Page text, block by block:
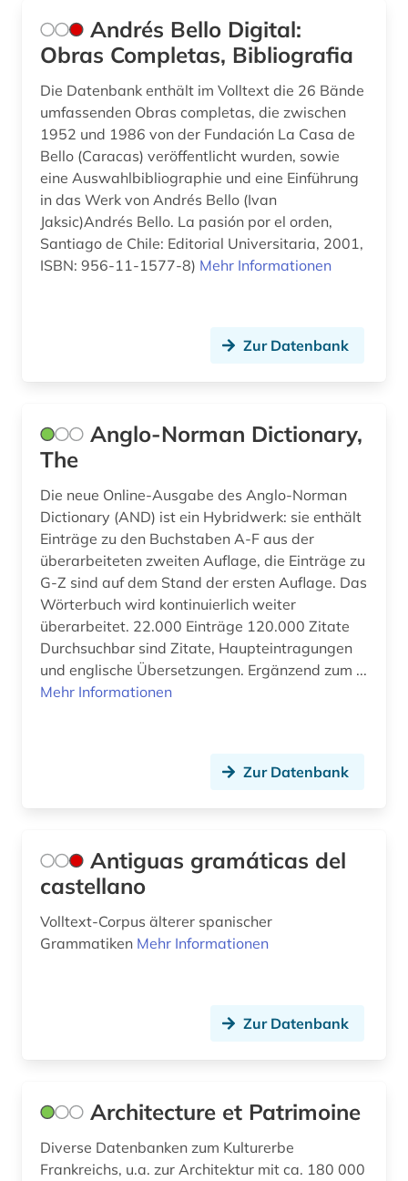
geschichte 1450-1912 (1)
geschichte 1500-1600 (1)
geschichte 1500-1680 (1)
geschichte 1500-2014 (1)
geschichte 1600 - 2000 (1)
geschichte 1600-1700 (2)
geschichte 1680-1790 (1)
geschichte 1741 - 1927 (1)
geschichte 1751-1772 (1)
geschichte 1789-1870 (1)
geschichte 1789-1960 (2)
geschichte 1790-1920 (1)
geschichte 1800-1950 (1)
geschichte 1807-1929 (1)
geschichte 1918-1959 (1)
geschichte 1933-1945 (1)
geschichte <1680-1800> (1)
geschichte der romanistik (1)
gesellschaft (1)
Andrés Bello Digital:
Obras Completas, Bibliografia
Die Datenbank enthält im Volltext die 26 Bände
umfassenden Obras completas, die zwischen
1952 und 1986 von der Fundación La Casa de
Bello (Caracas) veröffentlicht wurden, sowie
eine Auswahlbibliographie und eine Einführung
in das Werk von Andrés Bello (Ivan
Jaksic)Andrés Bello. La pasión por el orden,
Santiago de Chile: Editorial Universitaria, 2001,
ISBN: 956-11-1577-8) Mehr Informationen
Zur Datenbank
Anglo-Norman Dictionary,
The
Die neue Online-Ausgabe des Anglo-Norman
Dictionary (AND) ist ein Hybridwerk: sie enthält
Einträge zu den Buchstaben A-F aus der
überarbeiteten zweiten Auflage, die Einträge zu
G-Z sind auf dem Stand der ersten Auflage. Das
Wörterbuch wird kontinuierlich weiter
überarbeitet. 22.000 Einträge 120.000 Zitate
Durchsuchbar sind Zitate, Haupteintragungen
und englische Übersetzungen. Ergänzend zum ...
Mehr Informationen
Zur Datenbank
Antiguas gramáticas del
castellano
Volltext-Corpus älterer spanischer
Grammatiken Mehr Informationen
Zur Datenbank
Architecture et Patrimoine
Diverse Datenbanken zum Kulturerbe
Frankreichs, u.a. zur Architektur mit ca. 180 000